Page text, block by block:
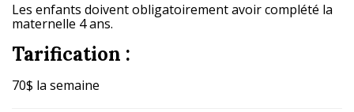
Les enfants doivent obligatoirement avoir complété la
maternelle 4 ans.
Tarification :
70$ la semaine